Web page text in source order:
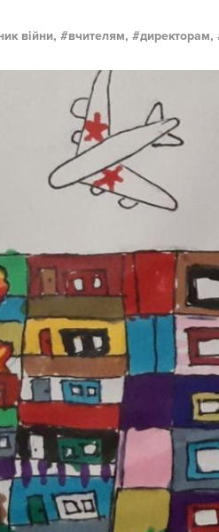
війни, вчителям, директорам,